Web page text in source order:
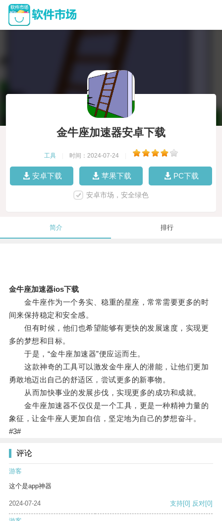
金牛座加速器安卓下载
工具 时间：2024-07-24
安卓下载 苹果下载 PC下载
安卓市场，安全绿色
简介 排行
金牛座加速器ios下载
金牛座作为一个务实、稳重的星座，常常需要更多的时
间来保持稳定和安全感。
但有时候，他们也希望能够有更快的发展速度，实现更
多的梦想和目标。
于是，“金牛座加速器”便应运而生。
这款神奇的工具可以激发金牛座人的潜能，让他们更加
勇敢地迈出自己的舒适区，尝试更多的新事物。
从而加快事业的发展步伐，实现更多的成功和成就。
金牛座加速器不仅仅是一个工具，更是一种精神力量的
象征，让金牛座人更加自信，坚定地为自己的梦想奋斗。
#3#
评论
游客
这个是app神器
2024-07-24 支持[0] 反对[0]